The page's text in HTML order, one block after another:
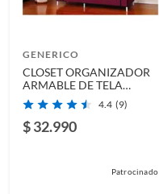
GENERICO
CLOSET ORGANIZADOR
ARMABLE DE TELA
CALIPSO MEDIANO
4.4 (9)
$ 32.990
Patrocinado